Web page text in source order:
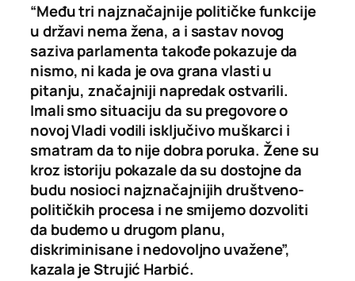
“Među tri najznačajnije političke funkcije
u državi nema žena, a i sastav novog
saziva parlamenta takođe pokazuje da
nismo, ni kada je ova grana vlasti u
pitanju, značajniji napredak ostvarili.
Imali smo situaciju da su pregovore o
novoj Vladi vodili isključivo muškarci i
smatram da to nije dobra poruka. Žene su
kroz istoriju pokazale da su dostojne da
budu nosioci najznačajnijih društveno-
političkih procesa i ne smijemo dozvoliti
da budemo u drugom planu,
diskriminisane i nedovoljno uvažene”,
kazala je Strujić Harbić.